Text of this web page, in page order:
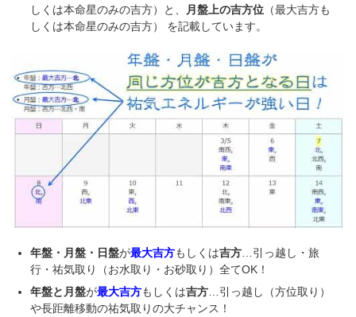
しくは本命星のみの吉方）と、
月盤上の吉方位 （最大吉方も
しくは本命星のみの吉方） を記載しています。
年盤・月盤・日盤が最大吉方もしくは吉方 …引っ越し・旅
行・祐気取り（お水取り・お砂取り）全てOK！
年盤と月盤が最大吉方もしくは吉方 …引っ越し（方位取り）
や長距離移動の祐気取りの大チャンス！